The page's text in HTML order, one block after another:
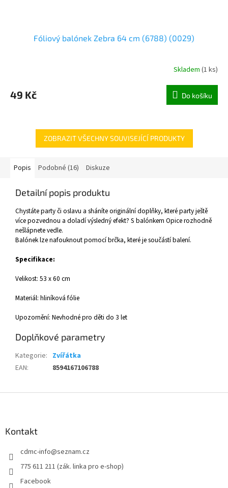
Fóliový balónek Zebra 64 cm (6788) (0029)
Skladem (1 ks)
49 Kč Do košíku
ZOBRAZIT VŠECHNY SOUVISEJÍCÍ PRODUKTY
Popis Podobné (16) Diskuze
Detailní popis produktu
Chystáte party či oslavu a sháníte originální doplňky, které party ještě
více pozvednou a doladí výsledný efekt? S balónkem Opice rozhodně
nešlápnete vedle.
Balónek lze nafouknout pomocí brčka, které je součástí balení.
Specifikace:
Velikost: 53 x 60 cm
Materiál: hliníková fólie
Upozornění: Nevhodné pro děti do 3 let
Doplňkové parametry
Kategorie: Zvířátka
EAN: 8594167106788
Kontakt
cdmc-info@seznam.cz
775 611 211 (zák. linka pro e-shop)
Facebook